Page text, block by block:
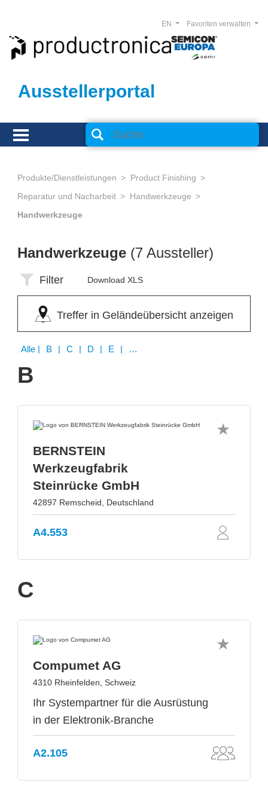
Ausstellerportal
Favoriten verwalten
EN
Produkte/Dienstleistungen
Product Finishing
Reparatur und Nacharbeit
Handwerkzeuge
Handwerkzeuge
Handwerkzeuge (7 Aussteller)
Filter Download XLS
Treffer in Geländeübersicht anzeigen
Alle | B | C | D | E | I | P | R
B
BERNSTEIN
Werkzeugfabrik
Steinrücke GmbH
42897 Remscheid, Deutschland
A4.553
C
Compumet AG
4310 Rheinfelden, Schweiz
Ihr Systempartner für die Ausrüstung
in der Elektronik-Branche
A2.105